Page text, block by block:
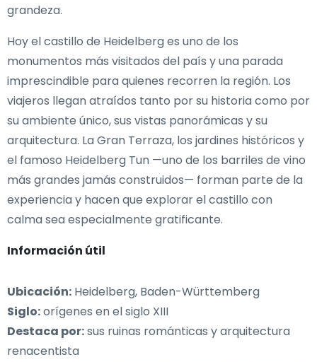
grandeza.
Hoy el castillo de Heidelberg es uno de los
monumentos más visitados del país y una parada
imprescindible para quienes recorren la región. Los
viajeros llegan atraídos tanto por su historia como por
su ambiente único, sus vistas panorámicas y su
arquitectura. La Gran Terraza, los jardines históricos y
el famoso Heidelberg Tun —uno de los barriles de vino
más grandes jamás construidos— forman parte de la
experiencia y hacen que explorar el castillo con
calma sea especialmente gratificante.
Información útil
Ubicación: Heidelberg, Baden-Württemberg
Siglo:orígenes en el siglo XIII
Destaca por:sus ruinas románticas y arquitectura
renacentista